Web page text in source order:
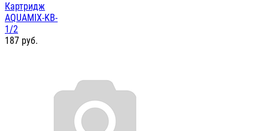
Картридж
AQUAMIX-KB-
1/2
187 руб.